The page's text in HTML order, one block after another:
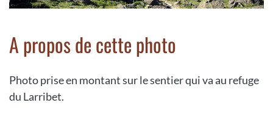
A propos de cette photo
Photo prise en montant sur le sentier qui va au refuge
du Larribet.